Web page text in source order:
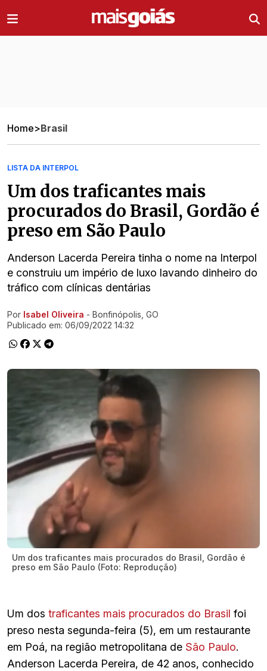
Home>Brasil
LISTA DA INTERPOL
Um dos traficantes mais
procurados do Brasil, Gordão é
preso em São Paulo
Anderson Lacerda Pereira tinha o nome na Interpol
e construiu um império de luxo lavando dinheiro do
tráfico com clínicas dentárias
Ir direto pra matéria
Por Isabel Oliveira - Bonfinópolis, GO
Publicado em: 06/09/2022 14:32
Um dos traficantes mais procurados do Brasil, Gordão é
preso em São Paulo (Foto: Reprodução)
Um dos traficantes mais procurados do Brasil foi
preso nesta segunda-feira (5), em um restaurante
em Poá, na região metropolitana de São Paulo.
Anderson Lacerda Pereira, de 42 anos, conhecido